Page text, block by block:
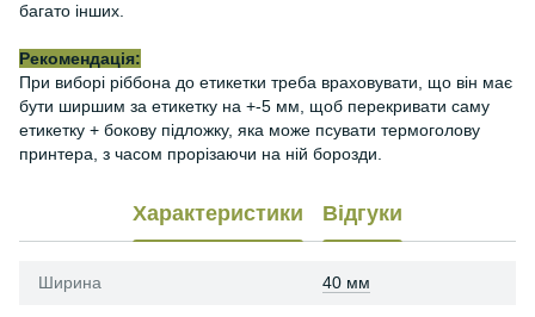
багато інших.
Рекомендація:
При виборі ріббона до етикетки треба враховувати, що він має
бути ширшим за етикетку на +-5 мм, щоб перекривати саму
етикетку + бокову підложку, яка може псувати термоголову
принтера, з часом прорізаючи на ній борозди.
Характеристики Відгуки
Ширина 40 мм